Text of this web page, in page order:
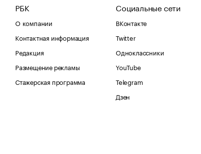
РБК
О компании
Контактная информация
Редакция
Размещение рекламы
Стажерская программа
Социальные сети
ВКонтакте
Twitter
Одноклассники
YouTube
Telegram
Дзен